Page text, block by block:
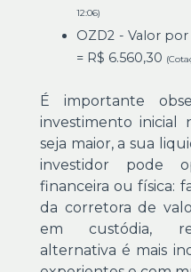
12:06)
OZD2 - Valor por
= R$ 6.560,30
É importante
investimento inicial
seja maior, a sua
investidor pode
financeira ou física:
da corretora de
em custódia,
alternativa é mais